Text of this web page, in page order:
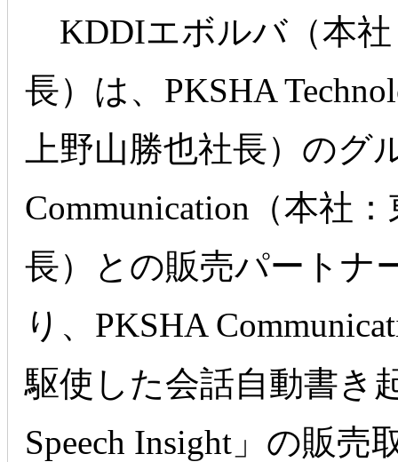
KDDIエボルバ（本社
長）は、PKSHA
上野山勝也社長）のグ
Communication（本社
長）との販売パートナ
り、PKSHA
駆使した会話自動書き
Speech Insight」の販